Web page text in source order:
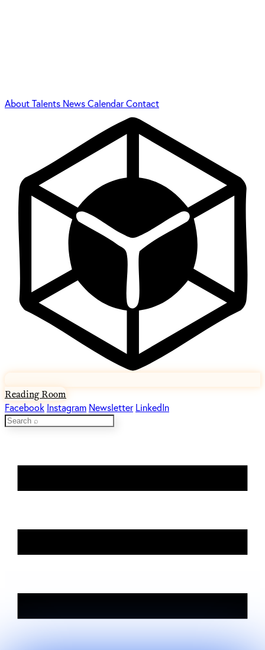
AboutTalents NewsCalendarContact
Reading Room
Facebook Instagram Newsletter LinkedIn